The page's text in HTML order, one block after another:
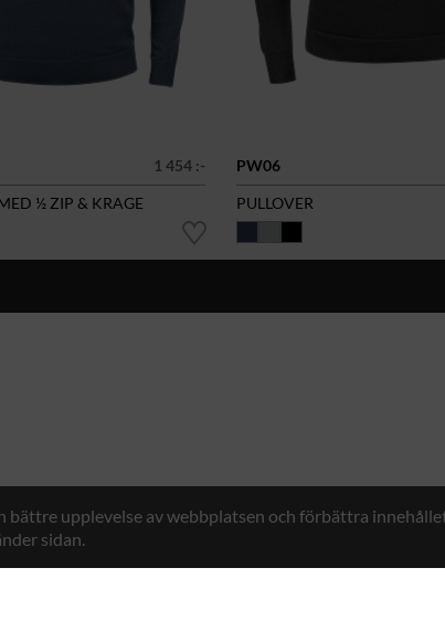
1 454 :-
½ ZIP & KRAGE
PW06
PULLOVER
upplevelse av webbplatsen och förbättra
sidan.